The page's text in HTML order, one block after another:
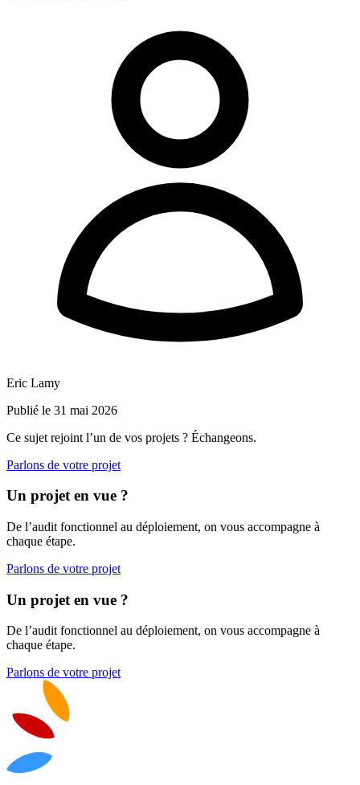
Eric Lamy
Publié le 31 mai 2026
Ce sujet rejoint l’un de vos projets ? Échangeons.
Parlons de votre projet
Un projet en vue ?
De l’audit fonctionnel au déploiement, on vous accompagne à
chaque étape.
Parlons de votre projet
Un projet en vue ?
De l’audit fonctionnel au déploiement, on vous accompagne à
chaque étape.
Parlons de votre projet